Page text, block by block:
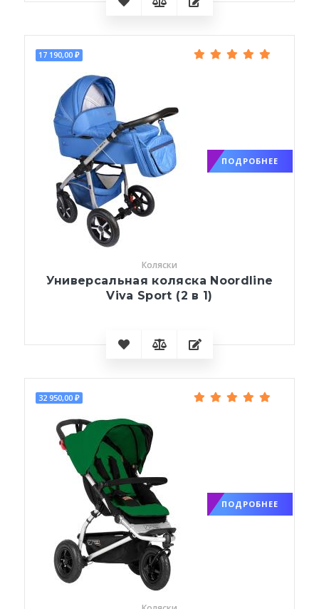
17 190,00 ₽
ПОДРОБНЕЕ
Коляски
Универсальная коляска Noordline
Viva Sport (2 в 1)
32 950,00 ₽
ПОДРОБНЕЕ